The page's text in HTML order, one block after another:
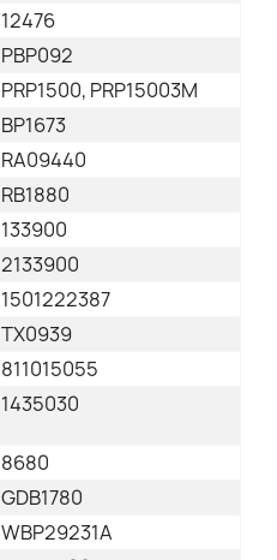
12476
PBP092
PRP1500, PRP15003M
BP1673
RA09440
RB1880
133900
2133900
1501222387
TX0939
811015055
1435030
8680
GDB1780
WBP29231A